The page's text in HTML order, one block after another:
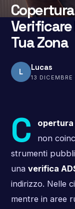
Tua Zona
L Lucas
13
C opertura
non
strumenti
una verifica
indirizzo. Nelle
mentre in aree